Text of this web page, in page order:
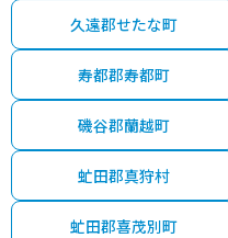
久遠郡せたな町
寿都郡寿都町
磯谷郡蘭越町
虻田郡真狩村
虻田郡喜茂別町